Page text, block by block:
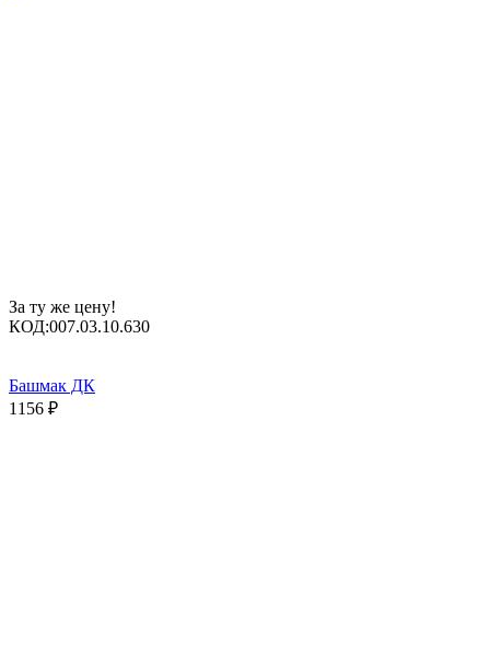
За ту же цену!
КОД:007.03.10.630
Башмак ДК
1156 ₽